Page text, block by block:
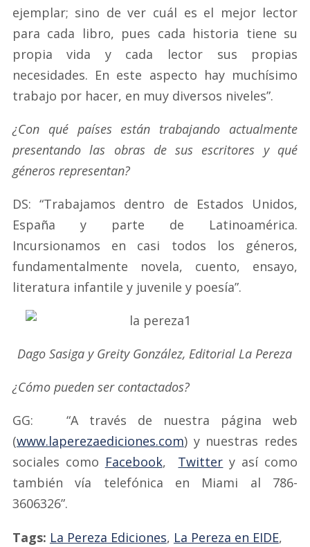
ejemplar; sino de ver cuál es el mejor lector
para cada libro, pues cada historia tiene su
propia vida y cada lector sus propias
necesidades. En este aspecto hay muchísimo
trabajo por hacer, en muy diversos niveles”.
¿Con qué países están trabajando actualmente
presentando las obras de sus escritores y qué
géneros representan?
DS: “Trabajamos dentro de Estados Unidos,
España y parte de Latinoamérica.
Incursionamos en casi todos los géneros,
fundamentalmente novela, cuento, ensayo,
literatura infantile y juvenile y poesía”.
Dago Sasiga y Greity González, Editorial La Pereza
¿Cómo pueden ser contactados?
GG: “A través de nuestra página web
(www.laperezaediciones.com) y nuestras redes
sociales como Facebook, Twitter y así como
también vía telefónica en Miami al 786-
3606326”.
Tags: La Pereza Ediciones, La Pereza en EIDE,